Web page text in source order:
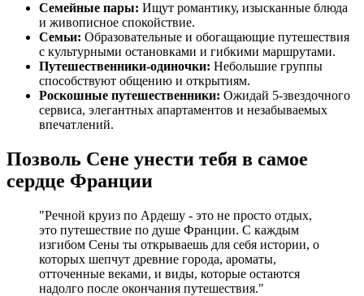
Семейные пары: Ищут романтику, изысканные блюда
и живописное спокойствие.
Семьи: Образовательные и обогащающие путешествия
с культурными остановками и гибкими маршрутами.
Путешественники-одиночки: Небольшие группы
способствуют общению и открытиям.
Роскошные путешественники: Ожидай 5-звездочного
сервиса, элегантных апартаментов и незабываемых
впечатлений.
Позволь Сене унести тебя в самое
сердце Франции
"Речной круиз по Ардешу - это не просто отдых,
это путешествие по душе Франции. С каждым
изгибом Сены ты открываешь для себя истории, о
которых шепчут древние города, ароматы,
отточенные веками, и виды, которые остаются
надолго после окончания путешествия."